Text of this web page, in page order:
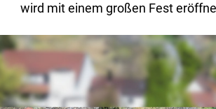
wird mit einem großen Fest